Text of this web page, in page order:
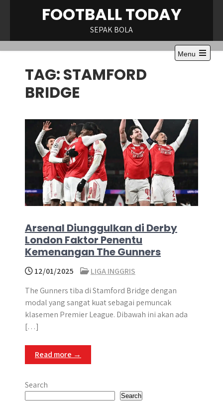
FOOTBALL TODAY
SEPAK BOLA
Menu
Open
TAG:STAMFORD
BRIDGE
Arsenal Diunggulkan di Derby
London Faktor Penentu
Kemenangan The Gunners
12/01/2025
LIGA INGGRIS
The Gunners tiba di Stamford Bridge dengan
modal yang sangat kuat sebagai pemuncak
klasemen Premier League. Dibawah ini akan ada
[…]
Read more →
Search
Search